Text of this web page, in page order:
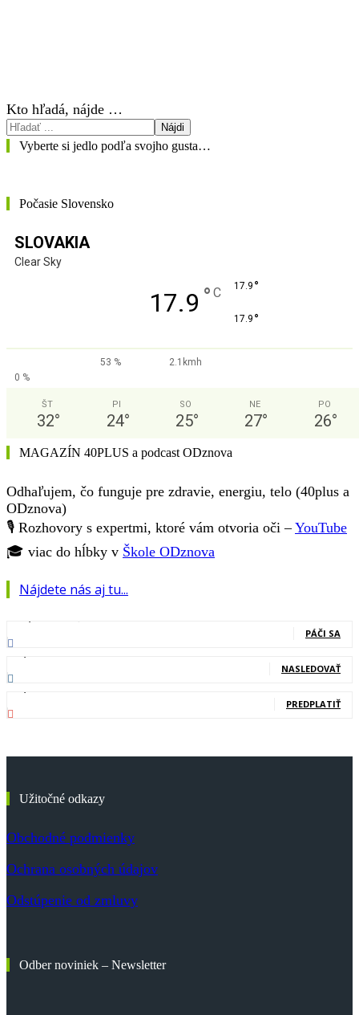
Kto hľadá, nájde …
Nájdi
Vyberte si jedlo podľa svojho gusta…
Počasie Slovensko
SLOVAKIA
Clear Sky
17.9 ° C 17.9 °
17.9 °
53 %
2.1kmh
0 %
ŠT
32°
PI
24°
SO
25°
NE
27°
PO
26°
MAGAZÍN 40PLUS a podcast ODznova
Odhaľujem, čo funguje pre zdravie, energiu, telo (40plus a
ODznova)
🎙️ Rozhovory s expertmi, ktoré vám otvoria oči –YouTube
🎓 viac do hĺbky v Škole ODznova
Nájdete nás aj tu...
PÁČI SA
NASLEDOVAŤ
PREDPLATIŤ
Užitočné odkazy
Obchodné podmienky
Ochrana osobných údajov
Odstúpenie od zmluvy
Odber noviniek – Newsletter